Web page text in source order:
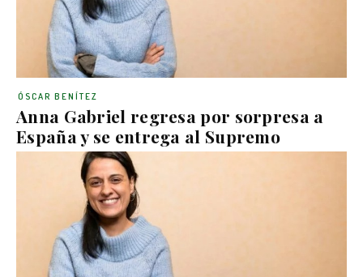
Anna Gabriel regresa por sorpresa a
España y se entrega al Supremo
ÓSCAR BENÍTEZ